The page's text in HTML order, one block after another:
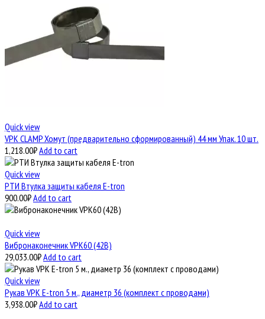
Quick view
VPK CLAMP Хомут (предварительно сформированный) 44 мм Упак. 10 шт.
1,218.00₽Add to cart
Quick view
РТИ Втулка защиты кабеля E-tron
900.00₽Add to cart
Quick view
Вибронаконечник VPK60 (42В)
29,033.00₽Add to cart
Quick view
Рукав VPK E-tron 5 м., диаметр 36 (комплект с проводами)
3,938.00₽Add to cart